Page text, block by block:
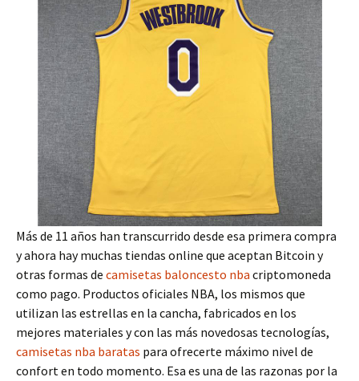
Más de 11 años han transcurrido desde esa primera compra
y ahora hay muchas tiendas online que aceptan Bitcoin y
otras formas de camisetas baloncesto nba criptomoneda
como pago. Productos oficiales NBA, los mismos que
utilizan las estrellas en la cancha, fabricados en los
mejores materiales y con las más novedosas tecnologías,
camisetas nba baratas para ofrecerte máximo nivel de
confort en todo momento. Esa es una de las razonas por la